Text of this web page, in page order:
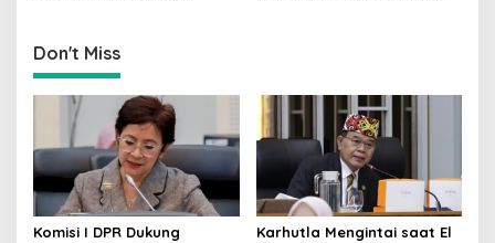
Don't Miss
Komisi I DPR Dukung
Karhutla Mengintai saat El